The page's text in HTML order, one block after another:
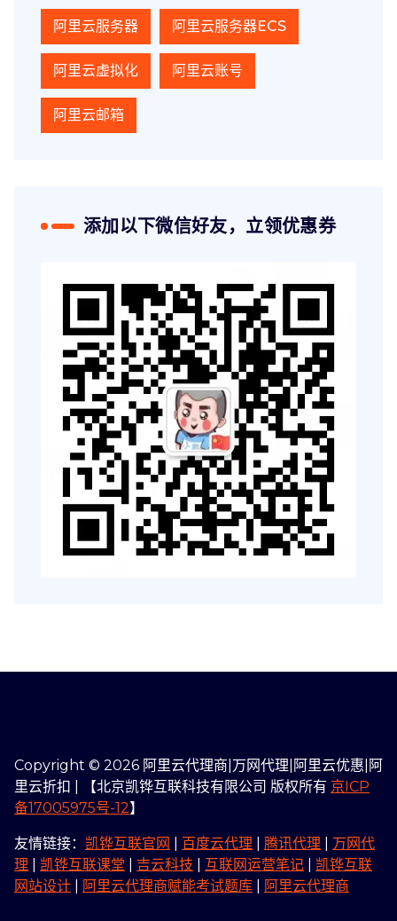
阿里云服务器 阿里云服务器ECS
阿里云虚拟化 阿里云账号
阿里云邮箱
添加以下微信好友，立领优惠券
Copyright © 2026 阿里云代理商|万网代理|阿里云优惠|阿
里云折扣 | 【北京凯铧互联科技有限公司 版权所有 京ICP
备17005975号-12】
友情链接： 凯铧互联官网 百度云代理 腾讯代理
万网代
理
凯铧互联课堂 吉云科技 互联网运营笔记
凯铧互联
网站设计
阿里云代理商赋能考试题库 阿里云代理商